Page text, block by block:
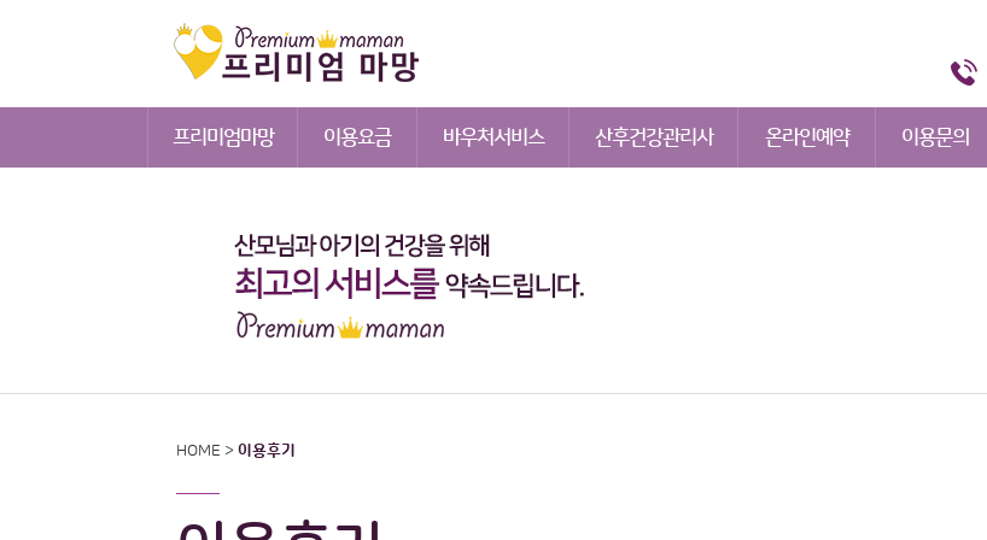
프리미엄마망 이용요금 바우처서비스 산후건강관리사 온라인예약 이용문의
HOME > 이용후기